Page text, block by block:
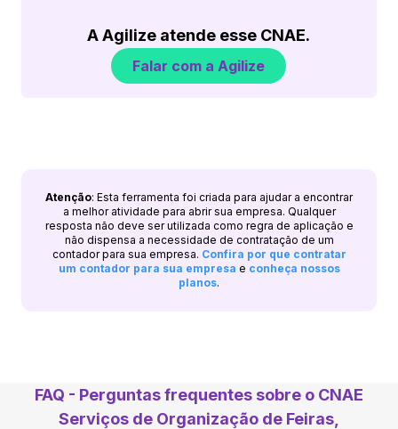
A Agilize atende esse CNAE.
Falar com a Agilize
Atenção: Esta ferramenta foi criada para ajudar a encontrar
a melhor atividade para abrir sua empresa. Qualquer
resposta não deve ser utilizada como regra de aplicação e
não dispensa a necessidade de contratação de um
contador para sua empresa. Confira por que contratar
um contador para sua empresa e conheça nossos
planos.
FAQ - Perguntas frequentes sobre o CNAE
Serviços de Organização de Feiras,